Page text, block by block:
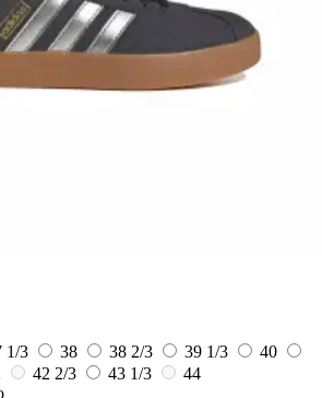
1/3 38 38 2/3 39 1/3
40
42 2/3 43 1/3
44